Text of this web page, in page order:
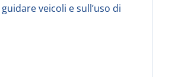
veicoli e sull’uso di